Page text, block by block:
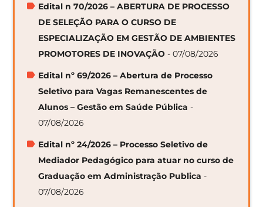
Edital n 70/2026 – ABERTURA DE PROCESSO
DE SELEÇÃO PARA O CURSO DE
ESPECIALIZAÇÃO EM GESTÃO DE AMBIENTES
PROMOTORES DE INOVAÇÃO - 07/08/2026
Edital nº 69/2026 – Abertura de Processo
Seletivo para Vagas Remanescentes de
Alunos – Gestão em Saúde Pública -
07/08/2026
Edital nº 24/2026 – Processo Seletivo de
Mediador Pedagógico para atuar no curso de
Graduação em Administração Publica -
07/08/2026